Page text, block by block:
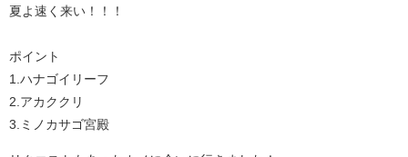
夏よ速く来い！！！
ポイント
1.ハナゴイリーフ
2.アカククリ
3.ミノカサゴ宮殿